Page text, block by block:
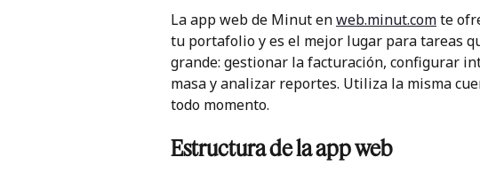
La app web de Minut en web.minut.com te
tu portafolio y es el mejor lugar para tareas
grande: gestionar la facturación, configurar
masa y analizar reportes. Utiliza la misma
todo momento.
Estructura de la app web